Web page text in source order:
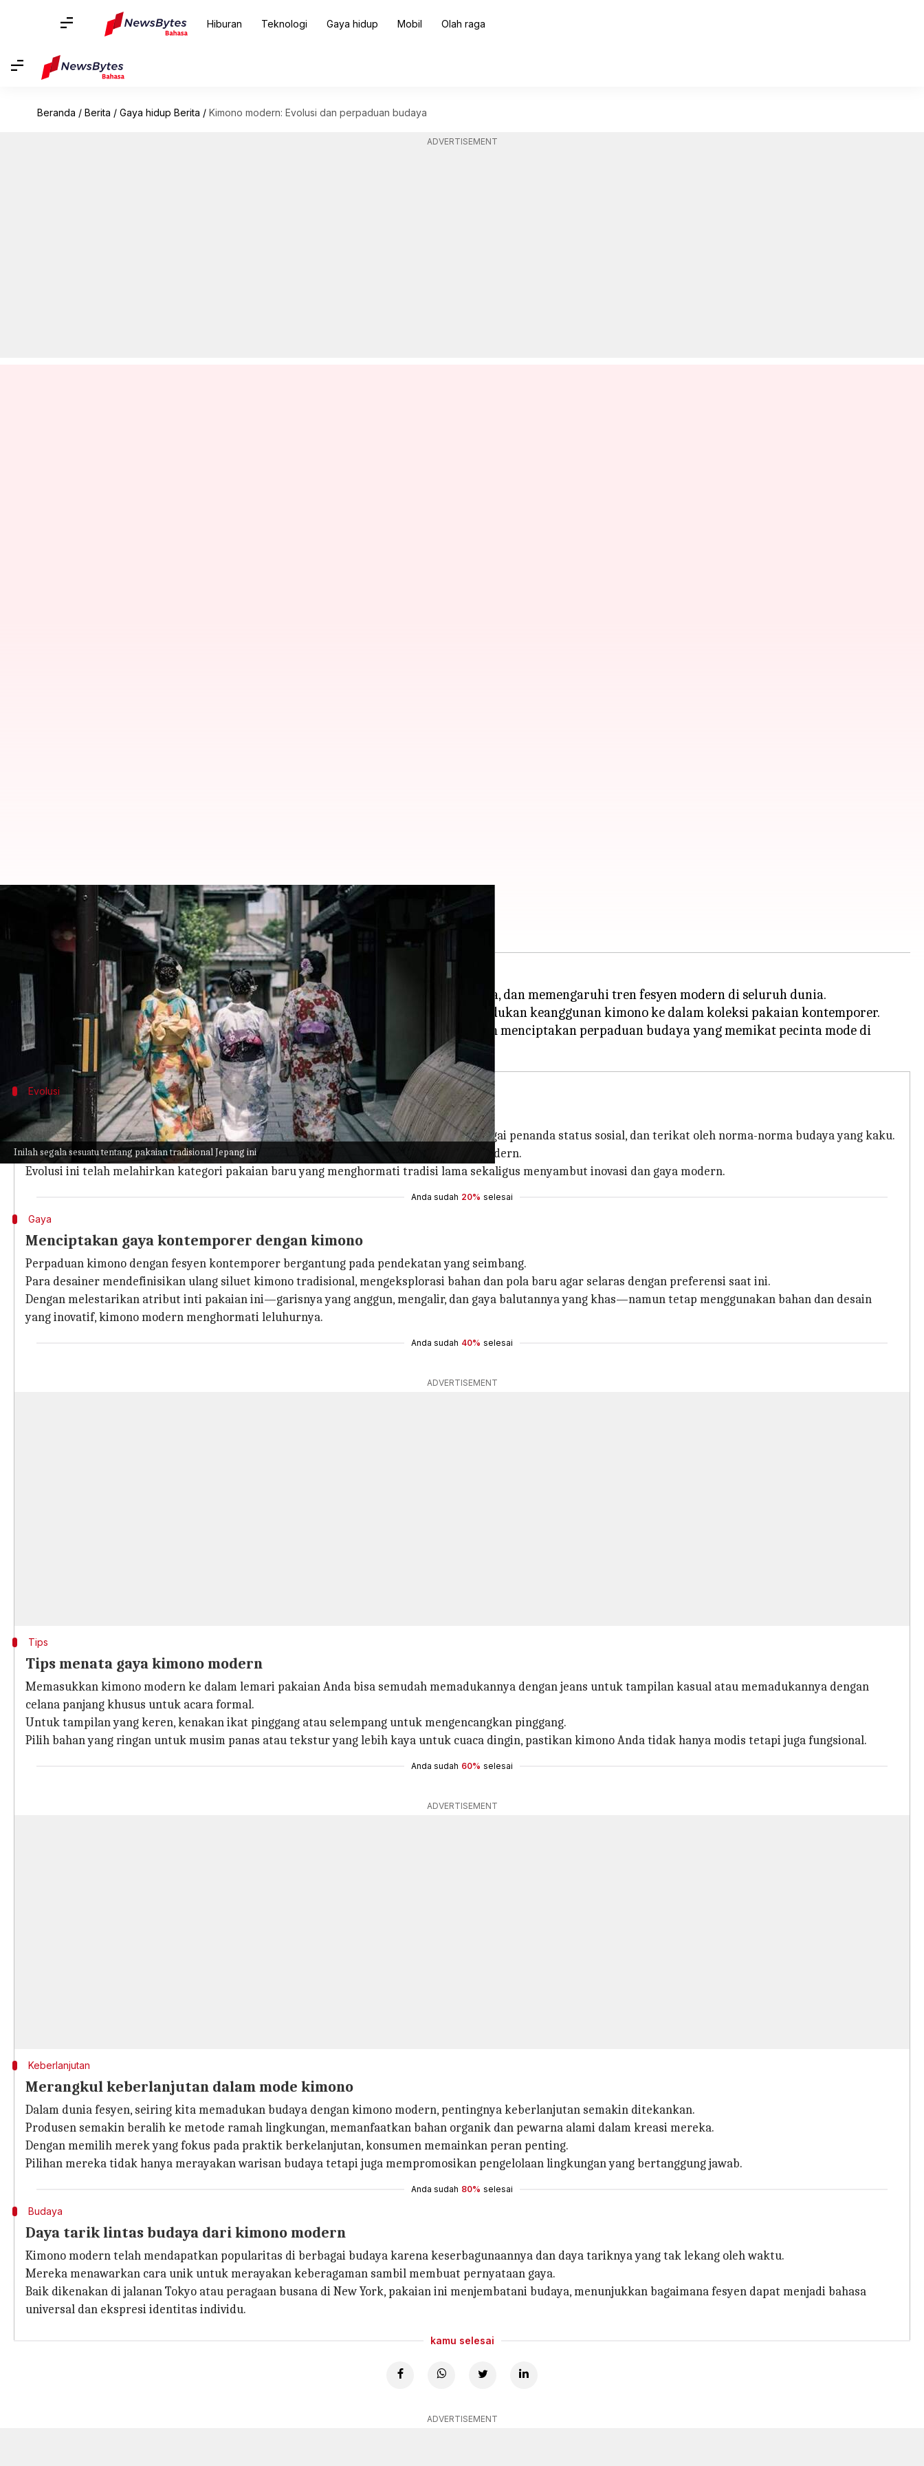
Hiburan Teknologi Gaya hidup Mobil Olah raga
Beranda / Berita / Gaya hidup Berita / Kimono modern: Evolusi dan perpaduan budaya
ADVERTISEMENT
Inilah segala sesuatu tentang pakaian tradisional Jepang ini
Kimono modern: Evolusi dan perpaduan budaya
Bob Mar 08, 2024 11:53 am
Kimono, pakaian tradisional Jepang, telah berkembang melampaui akar budayanya, dan memengaruhi tren fesyen modern di seluruh dunia.
Seiring berkembangnya konektivitas global, para desainer dengan terampil memadukan keanggunan kimono ke dalam koleksi pakaian kontemporer.
Artikel ini membahas kemunculan kimono modern, menyoroti peran mereka dalam menciptakan perpaduan budaya yang memikat pecinta mode di
Evolusi
Evolusi mode kimono
Kimono, yang berasal dari zaman Heian di Jepang, telah melampaui peran awalnya sebagai penanda status sosial, dan terikat oleh norma-norma budaya yang kaku.
Kimono masa kini sedang mengalami kebangkitan, menyatu dengan kepekaan mode modern.
Evolusi ini telah melahirkan kategori pakaian baru yang menghormati tradisi lama sekaligus menyambut inovasi dan gaya modern.
Anda sudah 20% selesai
Gaya
Menciptakan gaya kontemporer dengan kimono
Perpaduan kimono dengan fesyen kontemporer bergantung pada pendekatan yang seimbang.
Para desainer mendefinisikan ulang siluet kimono tradisional, mengeksplorasi bahan dan pola baru agar selaras dengan preferensi saat ini.
Dengan melestarikan atribut inti pakaian ini—garisnya yang anggun, mengalir, dan gaya balutannya yang khas—namun tetap menggunakan bahan dan desain
yang inovatif, kimono modern menghormati leluhurnya.
Anda sudah 40% selesai
ADVERTISEMENT
Tips
Tips menata gaya kimono modern
Memasukkan kimono modern ke dalam lemari pakaian Anda bisa semudah memadukannya dengan jeans untuk tampilan kasual atau memadukannya dengan
celana panjang khusus untuk acara formal.
Untuk tampilan yang keren, kenakan ikat pinggang atau selempang untuk mengencangkan pinggang.
Pilih bahan yang ringan untuk musim panas atau tekstur yang lebih kaya untuk cuaca dingin, pastikan kimono Anda tidak hanya modis tetapi juga fungsional.
Anda sudah 60% selesai
ADVERTISEMENT
Keberlanjutan
Merangkul keberlanjutan dalam mode kimono
Dalam dunia fesyen, seiring kita memadukan budaya dengan kimono modern, pentingnya keberlanjutan semakin ditekankan.
Produsen semakin beralih ke metode ramah lingkungan, memanfaatkan bahan organik dan pewarna alami dalam kreasi mereka.
Dengan memilih merek yang fokus pada praktik berkelanjutan, konsumen memainkan peran penting.
Pilihan mereka tidak hanya merayakan warisan budaya tetapi juga mempromosikan pengelolaan lingkungan yang bertanggung jawab.
Anda sudah 80% selesai
Budaya
Daya tarik lintas budaya dari kimono modern
Kimono modern telah mendapatkan popularitas di berbagai budaya karena keserbagunaannya dan daya tariknya yang tak lekang oleh waktu.
Mereka menawarkan cara unik untuk merayakan keberagaman sambil membuat pernyataan gaya.
Baik dikenakan di jalanan Tokyo atau peragaan busana di New York, pakaian ini menjembatani budaya, menunjukkan bagaimana fesyen dapat menjadi bahasa
universal dan ekspresi identitas individu.
kamu selesai
ADVERTISEMENT